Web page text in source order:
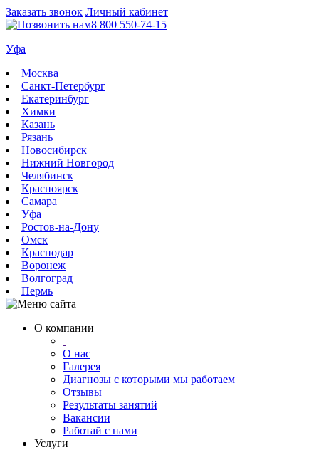
Заказать звонок Личный кабинет
8 800 550-74-15
Уфа
Москва
Санкт-Петербург
Екатеринбург
Химки
Казань
Рязань
Новосибирск
Нижний Новгород
Челябинск
Красноярск
Самара
Уфа
Ростов-на-Дону
Омск
Краснодар
Воронеж
Волгоград
Пермь
О компании
О нас
Галерея
Диагнозы с которыми мы работаем
Отзывы
Результаты занятий
Вакансии
Работай с нами
Услуги